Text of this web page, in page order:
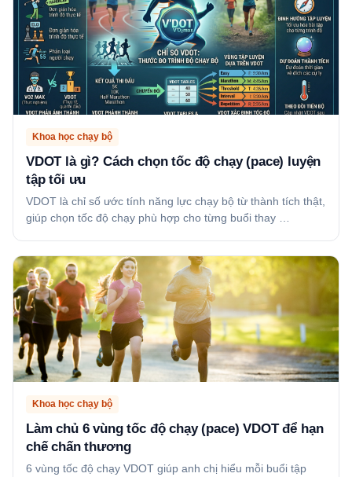
Khoa học chạy bộ
VDOT là gì? Cách chọn tốc độ chạy (pace) luyện
tập tối ưu
VDOT là chỉ số ước tính năng lực chạy bộ từ thành tích thật,
giúp chọn tốc độ chạy phù hợp cho từng buổi thay …
Khoa học chạy bộ
Làm chủ 6 vùng tốc độ chạy (pace) VDOT để hạn
chế chấn thương
6 vùng tốc độ chạy VDOT giúp anh chị hiểu mỗi buổi tập